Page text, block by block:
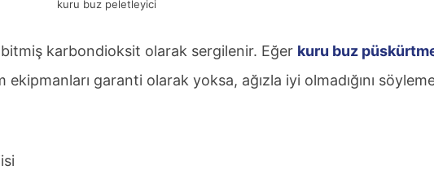
kuru buz peletleyici
karbondioksit olarak sergilenir. Eğer kuru buz
garanti olarak yoksa, ağızla iyi olmadığını